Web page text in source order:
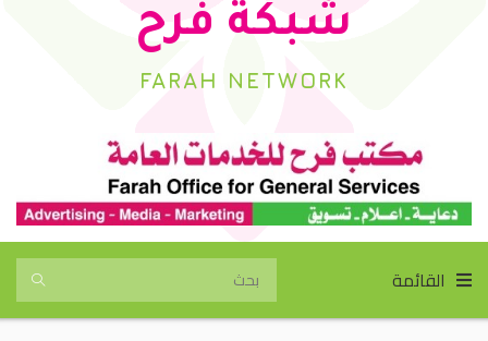
شبكة فرح
FARAH NETWORK
القائمة